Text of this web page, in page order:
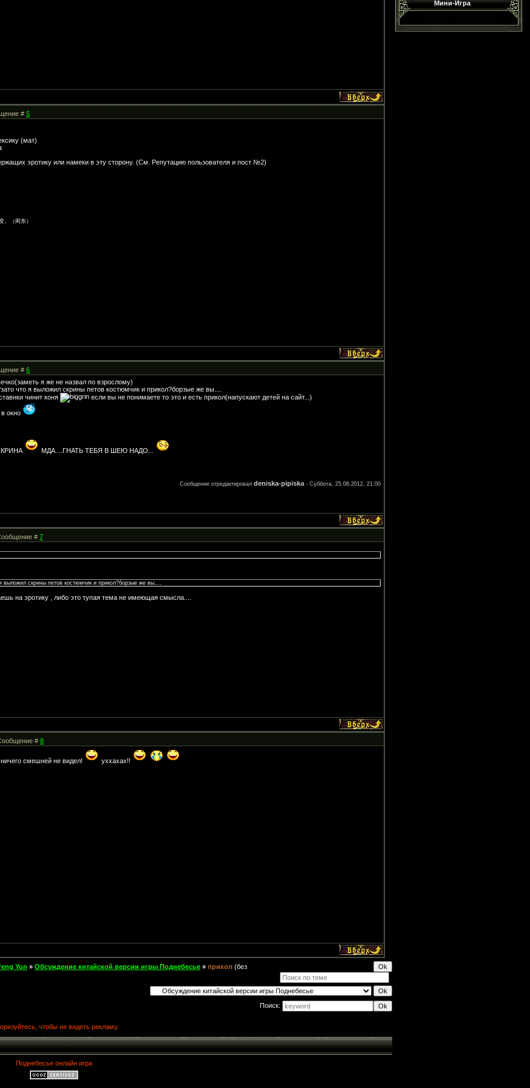
#5
(мат)
эротику или намеки в эту сторону. (См. Репутацию пользователя и пост №2)
。（闳东）
#6
я же не назвал по взрослому)
что я выложил скрины петов костюмчик и прикол?борзые же вы....
чинит коня если вы не понимаете то это и есть прикол(напускают детей на сайт...)
окно
МДА....ГНАТЬ ТЕБЯ В ШЕЮ НАДО...
Сообщение отредактировалdeniska-pipiska-Суббота, 25.08.2012, 21:00
#7
выложил скрины петов костюмчик и прикол?борзые же вы....
на эротику , либо это тупая тема не имеющая смысла....
#8
ничего смешней не видел! уххахах!!
Yun » Обсуждение китайской версии игры Поднебесье » прикол (без
Поиск:
чтобы не видеть рекламу.
Поднебесье онлайн игра
Мини-Игра